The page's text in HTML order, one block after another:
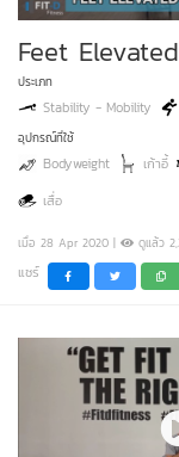
Feet
ประเภท
Stability - Mobility
อุปกรณ์ที่ใช้
Bodyweight เก้าอี้
เสื่อ
เมื่อ 28 Apr 2020 | ดูแล้ว
แชร์